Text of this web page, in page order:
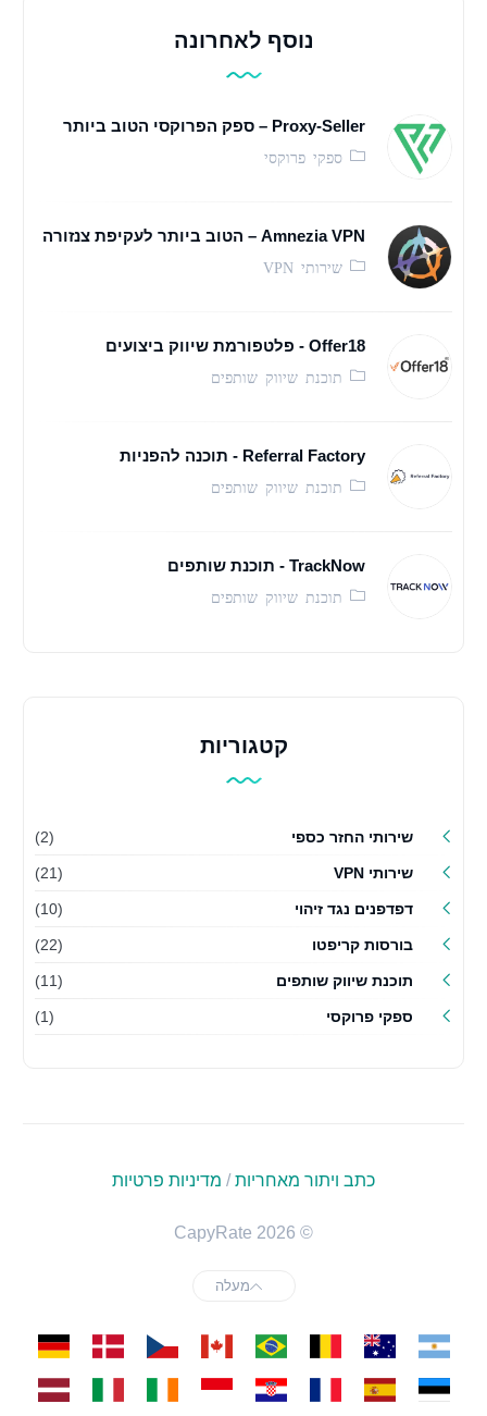
נוסף לאחרונה
Proxy-Seller – ספק הפרוקסי הטוב ביותר
ספקי פרוקסי
Amnezia VPN – הטוב ביותר לעקיפת צנזורה
שירותי VPN
Offer18 - פלטפורמת שיווק ביצועים
תוכנת שיווק שותפים
Referral Factory - תוכנה להפניות
תוכנת שיווק שותפים
TrackNow - תוכנת שותפים
תוכנת שיווק שותפים
קטגוריות
שירותי החזר כספי (2)
שירותי VPN (21)
דפדפנים נגד זיהוי (10)
בורסות קריפטו (22)
תוכנת שיווק שותפים (11)
ספקי פרוקסי (1)
כתב ויתור מאחריות/ מדיניות פרטיות
© 2026 CapyRate
מעלה